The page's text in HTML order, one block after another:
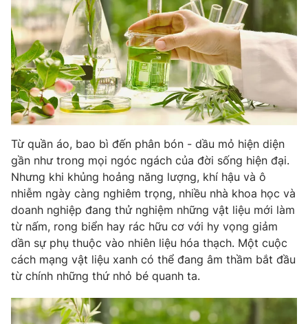
Góc doanh nghiệp
Truyền hình
Phim VTV
Hậu trường
Nhân vật
Khán giả
Giải sao mai
Giải trí
Điện ảnh
Âm nhạc
Sao
Đời sống
Du lịch
Làm đẹp
Chất lượng cuộc sống
Giáo dục
Tuyển sinh
Học trực tuyến
Công nghệ
Hitech Công nghệ tương lai
Sản phẩm
Thị trường
Giao lưu trực tuyến
Lịch phát sóng
Chuyên mục khác
Từ quần áo, bao bì đến phân bón - dầu mỏ hiện diện
gần như trong mọi ngóc ngách của đời sống hiện đại.
Nhưng khi khủng hoảng năng lượng, khí hậu và ô
nhiễm ngày càng nghiêm trọng, nhiều nhà khoa học và
doanh nghiệp đang thử nghiệm những vật liệu mới làm
từ nấm, rong biển hay rác hữu cơ với hy vọng giảm
dần sự phụ thuộc vào nhiên liệu hóa thạch. Một cuộc
cách mạng vật liệu xanh có thể đang âm thầm bắt đầu
từ chính những thứ nhỏ bé quanh ta.